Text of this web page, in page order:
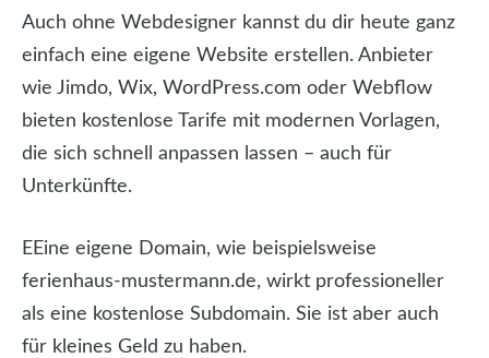
Auch ohne Webdesigner kannst du dir heute ganz
einfach eine eigene Website erstellen. Anbieter
wie Jimdo, Wix, WordPress.com oder Webflow
bieten kostenlose Tarife mit modernen Vorlagen,
die sich schnell anpassen lassen – auch für
Unterkünfte.
EEine eigene Domain, wie beispielsweise
ferienhaus-mustermann.de, wirkt professioneller
als eine kostenlose Subdomain. Sie ist aber auch
für kleines Geld zu haben.